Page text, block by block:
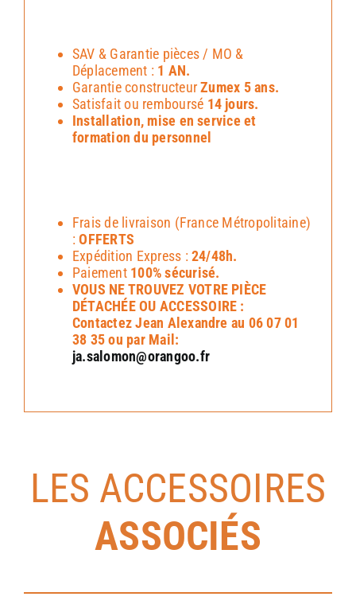
SAV & Garantie pièces / MO &
Déplacement : 1 AN.
Garantie constructeurZumex 5 ans.
Satisfait ou remboursé 14 jours.
Installation, mise en service et
formation du personnel
Frais de livraison (France Métropolitaine)
:OFFERTS
Expédition Express :24/48h.
Paiement 100% sécurisé.
VOUS NE TROUVEZ VOTRE PIÈCE
DÉTACHÉE OU ACCESSOIRE :
Contactez Jean Alexandre au 06 07 01
38 35 ou par Mail:
ja.salomon@orangoo.fr
LES ACCESSOIRES
ASSOCIÉS